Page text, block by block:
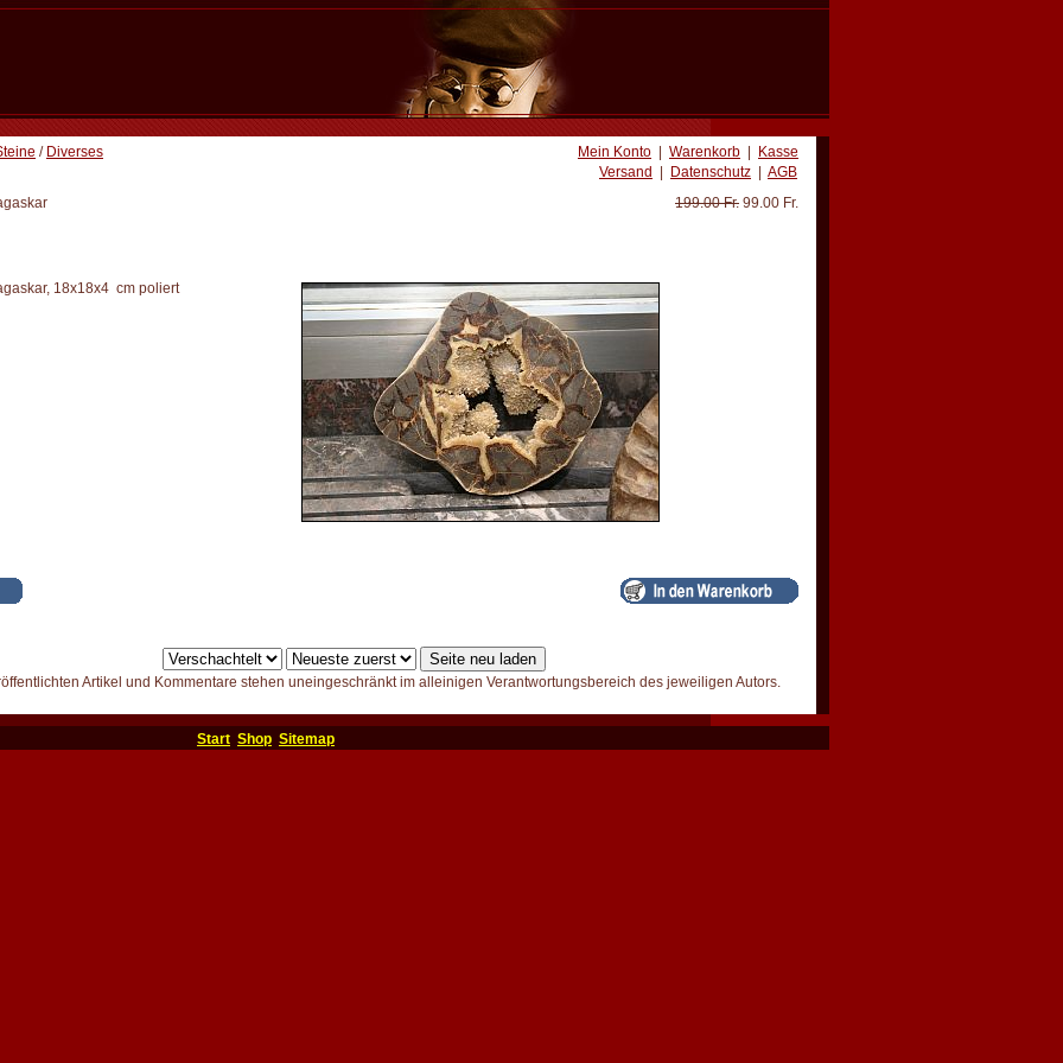
/ Diverses Mein Konto Warenkorb
Kasse
Versand
Datenschutz
AGB
199.00 Fr. 99.00 Fr.
18x18x4 cm poliert
Artikel und Kommentare stehen uneingeschränkt im alleinigen Verantwortungsbereich des jeweiligen Autors.
Start Shop Sitemap